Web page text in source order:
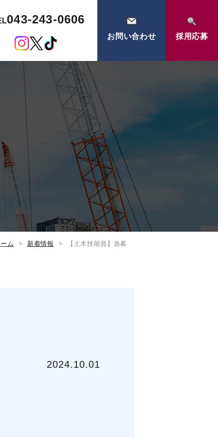
043-243-0606
お問い合わせ 採用応募
ム 新着情報 【土木技能員】急募
2024.10.01